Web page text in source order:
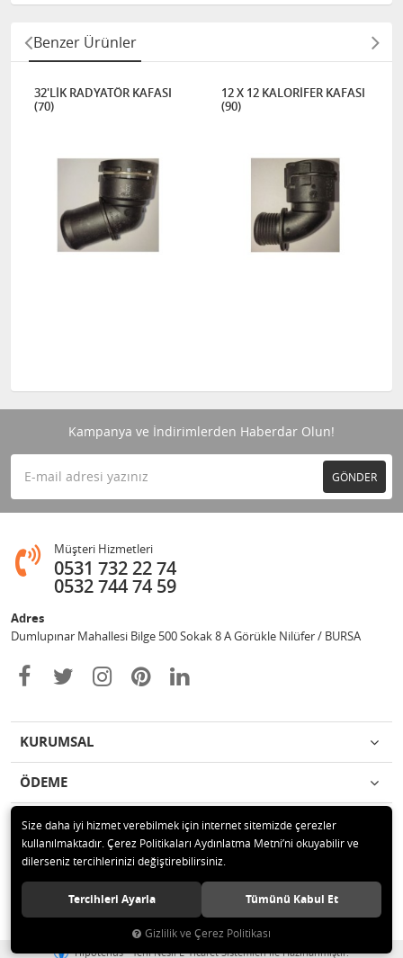
Benzer Ürünler
32'LİK RADYATÖR KAFASI
(70)
12 X 12 KALORİFER KAFASI
(90)
Kampanya ve İndirimlerden Haberdar Olun!
GÖNDER
Müşteri Hizmetleri
0531 732 22 74
0532 744 74 59
Adres
Dumlupınar Mahallesi Bilge 500 Sokak 8 A Görükle Nilüfer / BURSA
KURUMSAL
ÖDEME
İLETİŞİM
© 2020 MAG OTOMOTİV Tüm hakları saklıdır.
Hipotenüs Yeni Nesil E-Ticaret Sistemleri ile Hazırlanmıştır.
Size daha iyi hizmet verebilmek için internet sitemizde çerezler
kullanılmaktadır. Çerez Politikaları Aydınlatma Metni’ni okuyabilir ve
dilerseniz tercihlerinizi değiştirebilirsiniz.
Tercihleri Ayarla Tümünü Kabul Et
Gizlilik ve Çerez Politikası